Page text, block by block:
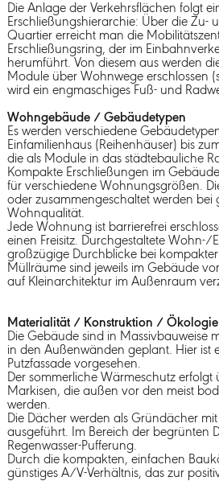
Die Anlage der Verkehrsflächen folgt
Erschließungshierarchie: Über die Zu-
Quartier erreicht man die
Erschließungsring, der im
herumführt. Von diesem aus werden
Module über Wohnwege erschlossen
wird ein engmaschiges Fuß- und
Wohngebäude / Gebäudetypen
Es werden verschiedene
Einfamilienhaus (Reihenhäuser) bis
die als Module in das städtebauliche
Kompakte Erschließungen im
für verschiedene Wohnungsgrößen.
oder zusammengeschaltet werden bei
Wohnqualität.
Jede Wohnung ist barrierefrei
einen Freisitz. Durchgestaltete Wohn-/
großzügige Durchblicke bei
Müllräume sind jeweils im Gebäude
auf Kleinarchitektur im Außenraum
Materialität / Konstruktion / Ökologie
Die Gebäude sind in Massivbauweise
in den Außenwänden geplant. Hier ist
Putzfassade vorgesehen.
Der sommerliche Wärmeschutz erfolgt
Markisen, die außen vor den meist
werden.
Die Dächer werden als Gründächer
ausgeführt. Im Bereich der begrünten
Regenwasser-Pufferung.
Durch die kompakten, einfachen
günstiges A/V-Verhältnis, das zur